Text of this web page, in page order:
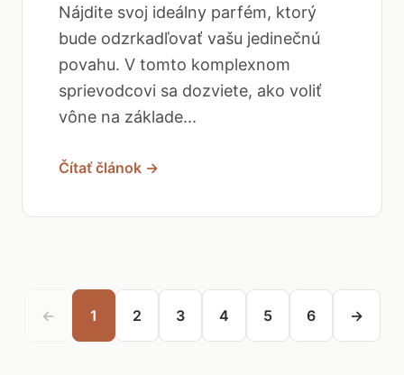
Nájdite svoj ideálny parfém, ktorý
bude odzrkadľovať vašu jedinečnú
povahu. V tomto komplexnom
sprievodcovi sa dozviete, ako voliť
vône na základe...
Čítať článok →
← 1 2 3 4 5 6 →